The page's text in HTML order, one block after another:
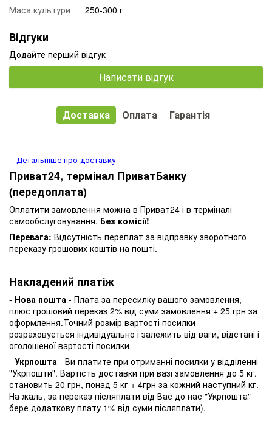
Маса культури 250-300 г
Відгуки
Додайте перший відгук
Написати відгук
Доставка Оплата Гарантія
Детальніше про доставку
Приват24, термінал ПриватБанку
(передоплата)
Оплатити замовлення можна в Приват24 і в терміналі
самообслуговування. Без комісії!
Перевага: Відсутність переплат за відправку зворотного
переказу грошових коштів на пошті.
Накладений платіж
- Нова пошта - Плата за пересилку вашого замовлення,
плюс грошовий переказ 2% від суми замовлення + 25 грн за
оформлення.Точний розмір вартості посилки
розраховується індивідуально і залежить від ваги, відстані і
оголошеної вартості посилки
- Укрпошта - Ви платите при отриманні посилки у відділенні
"Укрпошти". Вартість доставки при вазі замовлення до 5 кг.
становить 20 грн, понад 5 кг + 4грн за кожний наступний кг.
На жаль, за переказ післяплати від Вас до нас "Укрпошта"
бере додаткову плату 1% від суми післяплати).